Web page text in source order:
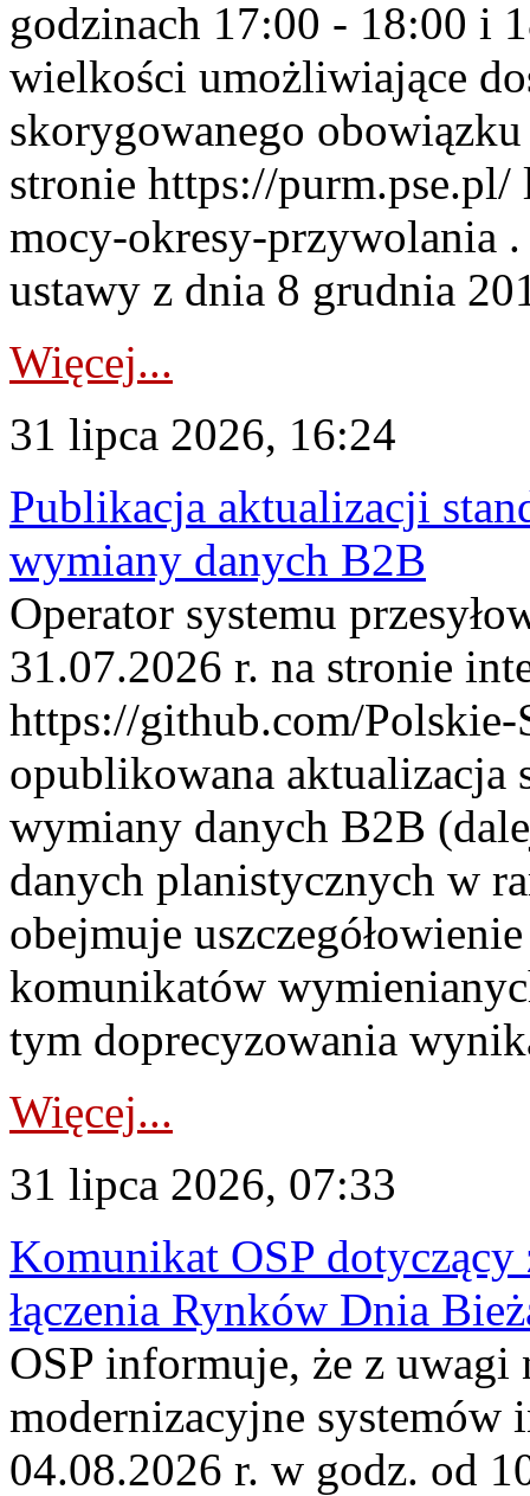
godzinach 17:00 - 18:00 i
wielkości umożliwiające
skorygowanego
stronie https://
mocy-okresy-przywolania
ustawy z dnia 8 grudnia
Więcej...
31 lipca 2026, 16:24
Publikacja aktualizacji
wymiany danych B2B
Operator systemu
31.07.2026 r. na stronie
https://github.com/Polskie-
opublikowana aktualizacja
wymiany danych B2B
danych planistycznych w
obejmuje
komunikatów
tym doprecyzowania
Więcej...
31 lipca 2026, 07:33
Komunikat OSP dotyczący
łączenia Rynków Dnia
OSP informuje, że z uwagi
modernizacyjne
04.08.2026 r. w godz. od